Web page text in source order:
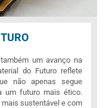
um avanço na
do Futuro reflete
não apenas segue
um futuro mais ético.
mais sustentável e com